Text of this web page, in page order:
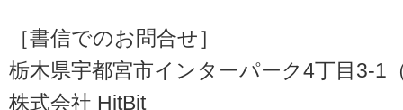
［書信でのお問合せ］
栃木県宇都宮市インターパーク4丁目3-1
株式会社 HitBit